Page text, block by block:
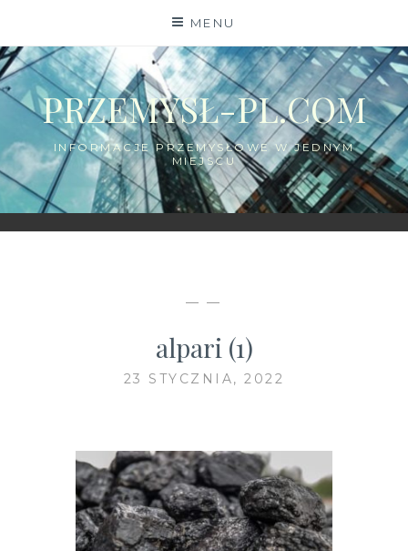
content
MENU
PRZEMYSŁ-PL.COM
INFORMACJE PRZEMYSŁOWE W JEDNYM
MIEJSCU
— —
alpari (1)
23 STYCZNIA, 2022